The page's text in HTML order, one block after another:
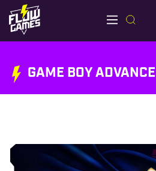
GAME BOY ADVANCE